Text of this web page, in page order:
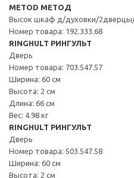
METOD МЕТОД
Высок шкаф д/духовки/
Номер товара: 192.333.68
RINGHULT РИНГУЛЬТ
Дверь
Номер товара: 703.547.57
Ширина: 60 см
Высота: 2 см
Длина: 66 см
Вес: 4.98 кг
RINGHULT РИНГУЛЬТ
Дверь
Номер товара: 503.547.58
Ширина: 60 см
Высота: 2 см